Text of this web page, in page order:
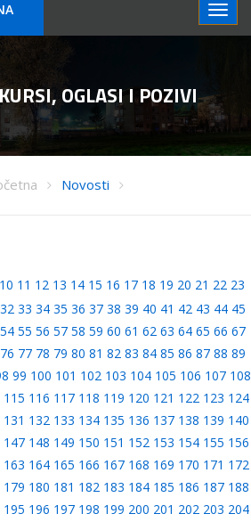
OGLASI I POZIVI
Novosti
10 11 12 13 14 15 16 17 18 19 20 21 22 23
32 33 34 35 36 37 38 39 40 41 42 43 44 45
54 55 56 57 58 59 60 61 62 63 64 65 66 67
76 77 78 79 80 81 82 83 84 85 86 87 88 89
99 100 101 102 103 104 105 106 107 108
115 116 117 118 119 120 121 122 123 124
131 132 133 134 135 136 137 138 139 140
147 148 149 150 151 152 153 154 155 156
163 164 165 166 167 168 169 170 171 172
179 180 181 182 183 184 185 186 187 188
195 196 197 198 199 200 201 202 203 204